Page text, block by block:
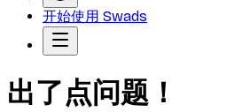
开始使用 Swads
出了点问题！